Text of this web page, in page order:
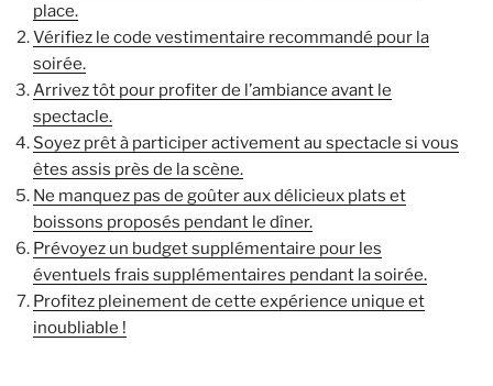
place.
Vérifiez le code vestimentaire recommandé pour la
soirée.
Arrivez tôt pour profiter de l’ambiance avant le
spectacle.
Soyez prêt à participer activement au spectacle si vous
êtes assis près de la scène.
Ne manquez pas de goûter aux délicieux plats et
boissons proposés pendant le dîner.
Prévoyez un budget supplémentaire pour les
éventuels frais supplémentaires pendant la soirée.
Profitez pleinement de cette expérience unique et
inoubliable !